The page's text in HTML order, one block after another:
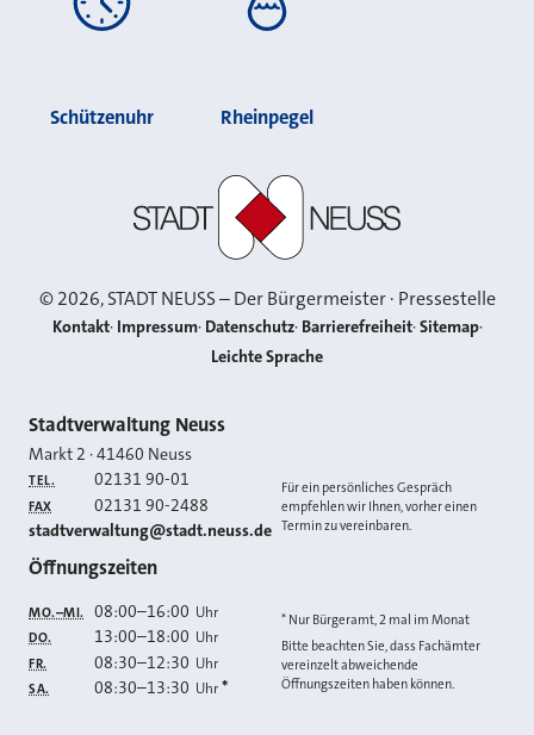
Schützenuhr Rheinpegel
©2026, STADT NEUSS – Der Bürgermeister · Pressestelle
Kontakt Impressum Datenschutz Barrierefreiheit Sitemap
Leichte Sprache
Kontakt
Stadtverwaltung Neuss
Markt 2 ·41460 Neuss
TEL. 02131 90-01
FAX 02131 90-2488
E-MAIL
stadtverwaltung@stadt.neuss.de
Für ein persönliches Gespräch
empfehlen wir Ihnen, vorher einen
Termin zu vereinbaren.
Öffnungszeiten
MO.–MI. 08:00–16:00 Uhr
DO. 13:00–18:00 Uhr
FR. 08:30–12:30 Uhr
SA. 08:30–13:30 Uhr *
* Nur Bürgeramt, 2 mal im Monat
Bitte beachten Sie, dass Fachämter
vereinzelt abweichende
Öffnungszeiten haben können.